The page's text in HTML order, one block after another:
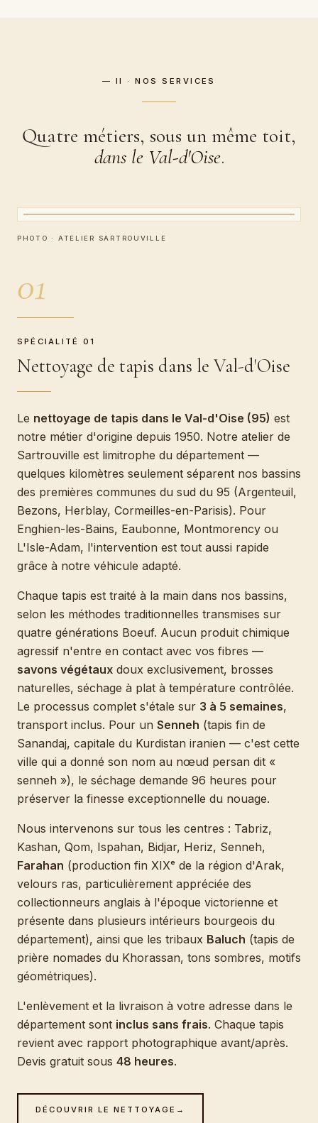
— II · NOS SERVICES
Quatre métiers, sous un même toit,
dans le Val-d'Oise.
PHOTO · ATELIER SARTROUVILLE
01
SPÉCIALITÉ 01
Nettoyage de tapis dans le Val-d'Oise
Le nettoyage de tapis dans le Val-d'Oise (95) est
notre métier d'origine depuis 1950. Notre atelier de
Sartrouville est limitrophe du département —
quelques kilomètres seulement séparent nos bassins
des premières communes du sud du 95 (Argenteuil,
Bezons, Herblay, Cormeilles-en-Parisis). Pour
Enghien-les-Bains, Eaubonne, Montmorency ou
L'Isle-Adam, l'intervention est tout aussi rapide
grâce à notre véhicule adapté.
Chaque tapis est traité à la main dans nos bassins,
selon les méthodes traditionnelles transmises sur
quatre générations Boeuf. Aucun produit chimique
agressif n'entre en contact avec vos fibres —
savons végétaux doux exclusivement, brosses
naturelles, séchage à plat à température contrôlée.
Le processus complet s'étale sur 3 à 5 semaines,
transport inclus. Pour un Senneh (tapis fin de
Sanandaj, capitale du Kurdistan iranien — c'est cette
ville qui a donné son nom au nœud persan dit «
senneh »), le séchage demande 96 heures pour
préserver la finesse exceptionnelle du nouage.
Nous intervenons sur tous les centres : Tabriz,
Kashan, Qom, Ispahan, Bidjar, Heriz, Senneh,
Farahan (production fin XIXᵉ de la région d'Arak,
velours ras, particulièrement appréciée des
collectionneurs anglais à l'époque victorienne et
présente dans plusieurs intérieurs bourgeois du
département), ainsi que les tribaux Baluch (tapis de
prière nomades du Khorassan, tons sombres, motifs
géométriques).
L'enlèvement et la livraison à votre adresse dans le
département sont inclus sans frais. Chaque tapis
revient avec rapport photographique avant/après.
Devis gratuit sous 48 heures.
DÉCOUVRIR LE NETTOYAGE →